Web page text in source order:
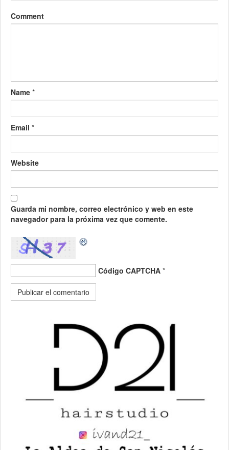
Comment
Name *
Email *
Website
Guarda mi nombre, correo electrónico y web en este
navegador para la próxima vez que comente.
Código CAPTCHA *